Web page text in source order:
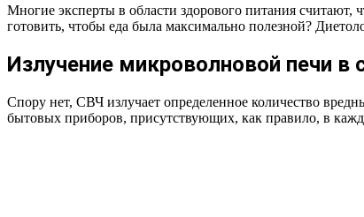
Многие эксперты в области здорового питания считают,
готовить, чтобы еда была максимально полезной?
Излучение микроволновой печи
Спору нет, СВЧ излучает определенное количество
бытовых приборов, присутствующих, как правило, в